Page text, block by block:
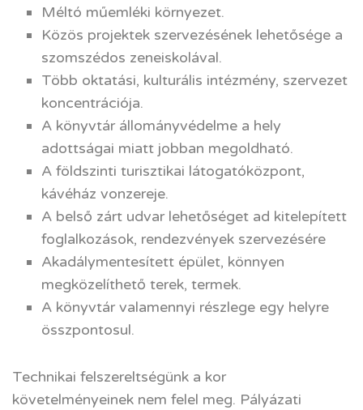
Méltó műemléki környezet.
Közös projektek szervezésének lehetősége a
szomszédos zeneiskolával.
Több oktatási, kulturális intézmény, szervezet
koncentrációja.
A könyvtár állományvédelme a hely
adottságai miatt jobban megoldható.
A földszinti turisztikai látogatóközpont,
kávéház vonzereje.
A belső zárt udvar lehetőséget ad kitelepített
foglalkozások, rendezvények szervezésére
Akadálymentesített épület, könnyen
megközelíthető terek, termek.
A könyvtár valamennyi részlege egy helyre
összpontosul.
Technikai felszereltségünk a kor
követelményeinek nem felel meg. Pályázati